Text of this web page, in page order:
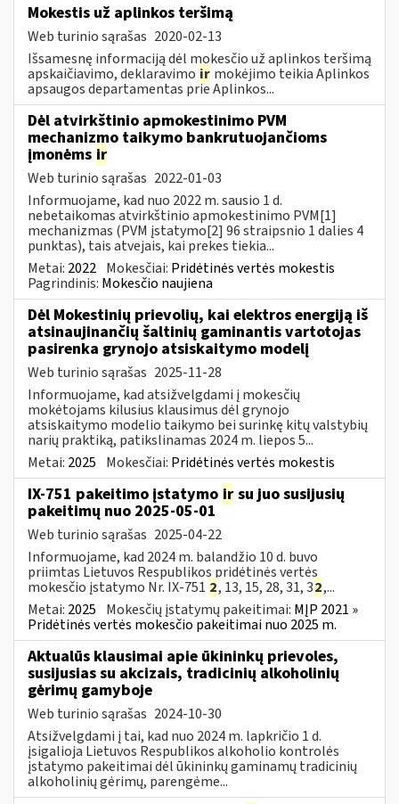
Mokestis už aplinkos teršimą
Web turinio sąrašas 2020-02-13
Išsamesnę informaciją dėl mokesčio už aplinkos teršimą
apskaičiavimo, deklaravimo ir mokėjimo teikia Aplinkos
apsaugos departamentas prie Aplinkos...
Dėl atvirkštinio apmokestinimo PVM
mechanizmo taikymo bankrutuojančioms
įmonėms ir
Web turinio sąrašas 2022-01-03
Informuojame, kad nuo 2022 m. sausio 1 d.
nebetaikomas atvirkštinio apmokestinimo PVM[1]
mechanizmas (PVM įstatymo[2] 96 straipsnio 1 dalies 4
punktas), tais atvejais, kai prekes tiekia...
Metai: 2022 Mokesčiai: Pridėtinės vertės mokestis
Pagrindinis: Mokesčio naujiena
Dėl Mokestinių prievolių, kai elektros energiją iš
atsinaujinančių šaltinių gaminantis vartotojas
pasirenka grynojo atsiskaitymo modelį
Web turinio sąrašas 2025-11-28
Informuojame, kad atsižvelgdami į mokesčių
mokėtojams kilusius klausimus dėl grynojo
atsiskaitymo modelio taikymo bei surinkę kitų valstybių
narių praktiką, patikslinamas 2024 m. liepos 5...
Metai: 2025 Mokesčiai: Pridėtinės vertės mokestis
IX-751 pakeitimo įstatymo ir su juo susijusių
pakeitimų nuo 2025-05-01
Web turinio sąrašas 2025-04-22
Informuojame, kad 2024 m. balandžio 10 d. buvo
priimtas Lietuvos Respublikos pridėtinės vertės
mokesčio įstatymo Nr. IX-751 2, 13, 15, 28, 31, 32,...
Metai: 2025 Mokesčių įstatymų pakeitimai: MĮP 2021 »
Pridėtinės vertės mokesčio pakeitimai nuo 2025 m.
Aktualūs klausimai apie ūkininkų prievoles,
susijusias su akcizais, tradicinių alkoholinių
gėrimų gamyboje
Web turinio sąrašas 2024-10-30
Atsižvelgdami į tai, kad nuo 2024 m. lapkričio 1 d.
įsigalioja Lietuvos Respublikos alkoholio kontrolės
įstatymo pakeitimai dėl ūkininkų gaminamų tradicinių
alkoholinių gėrimų, parengėme...